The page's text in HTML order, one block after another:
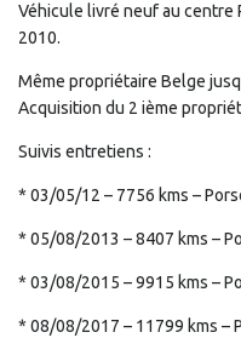
Véhicule livré neuf au centre
2010.
Même propriétaire Belge
Acquisition du 2 ième
Suivis entretiens :
* 03/05/12 – 7756 kms –
* 05/08/2013 – 8407 kms –
* 03/08/2015 – 9915 kms –
* 08/08/2017 – 11799 kms –